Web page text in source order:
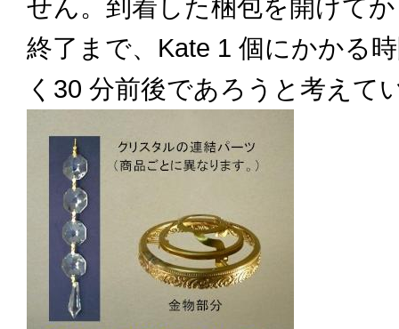
せん。到着した梱包を開けて
終了まで、Kate 1 個にかかる
く30 分前後であろうと考えて